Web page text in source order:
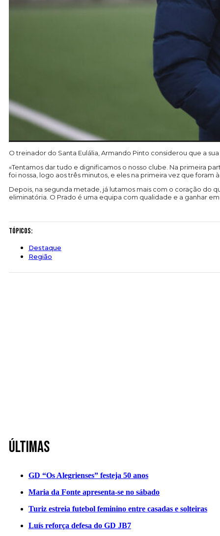
O treinador do Santa Eulália, Armando Pinto considerou que a
«Tentamos dar tudo e dignificamos o nosso clube. Na primeira
foi nossa, logo aos três minutos, e eles na primeira vez que foram
Depois, na segunda metade, já lutamos mais com o coração do
eliminatória. O Prado é uma equipa com qualidade e a ganhar
Tópicos:
Destaque
Região
Últimas
GD “Os Alegrienses” festeja 50 anos
Maria da Fonte apresenta-se no sábado
Turiz estreia futebol feminino entre casadas e solteiras
Luís reforça defesa do GD JB7